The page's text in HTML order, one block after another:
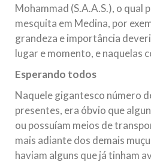
Mohammad (S.A.A.S.), o qual
mesquita em Medina, por
grandeza e importância
lugar e momento, e naquelas
Esperando todos
Naquele gigantesco número
presentes, era óbvio que
ou possuíam meios de
mais adiante dos demais
haviam alguns que já tinham